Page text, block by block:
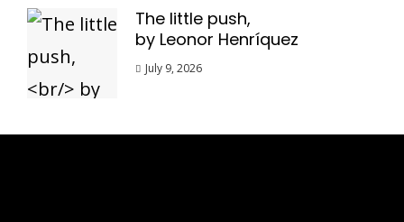
The little push,
by Leonor Henríquez
July 9, 2026